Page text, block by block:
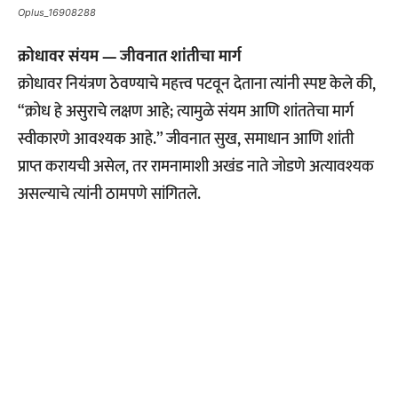
Oplus_16908288
क्रोधावर संयम — जीवनात शांतीचा मार्ग
क्रोधावर नियंत्रण ठेवण्याचे महत्त्व पटवून देताना त्यांनी स्पष्ट केले की,
“क्रोध हे असुराचे लक्षण आहे; त्यामुळे संयम आणि शांततेचा मार्ग
स्वीकारणे आवश्यक आहे.” जीवनात सुख, समाधान आणि शांती
प्राप्त करायची असेल, तर रामनामाशी अखंड नाते जोडणे अत्यावश्यक
असल्याचे त्यांनी ठामपणे सांगितले.